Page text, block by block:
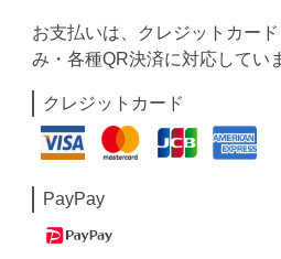
お支払いは、クレジットカー
み・各種QR決済に対応してい
クレジットカード
PayPay